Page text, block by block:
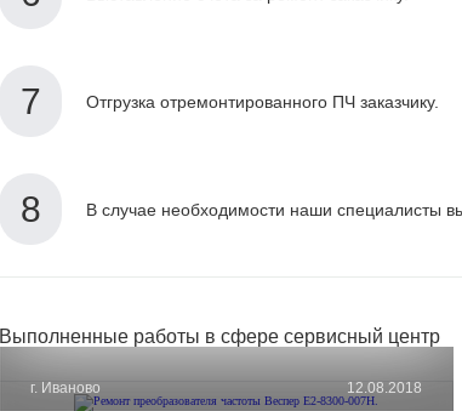
Отгрузка отремонтированного ПЧ заказчику.
В случае необходимости наши специалисты
Выполненные работы в сфере сервисный центр
г. Иваново 12.08.2018